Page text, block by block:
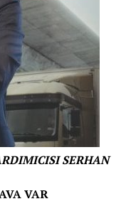
SERHAN
VAR